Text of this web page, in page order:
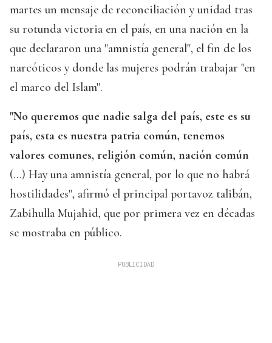
martes un mensaje de reconciliación y unidad tras
su rotunda victoria en el país, en una nación en la
que declararon una "amnistía general", el fin de los
narcóticos y donde las mujeres podrán trabajar "en
el marco del Islam".
"No queremos que nadie salga del país, este es su
país, esta es nuestra patria común, tenemos
valores comunes, religión común, nación común
(...) Hay una amnistía general, por lo que no habrá
hostilidades", afirmó el principal portavoz talibán,
Zabihulla Mujahid, que por primera vez en décadas
se mostraba en público.